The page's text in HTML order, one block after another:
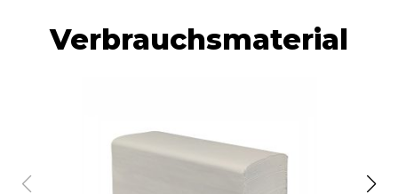
Verbrauchsmaterial